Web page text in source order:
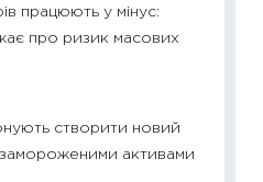
працюють у мінус:
про ризик масових
створити новий
замороженими активами